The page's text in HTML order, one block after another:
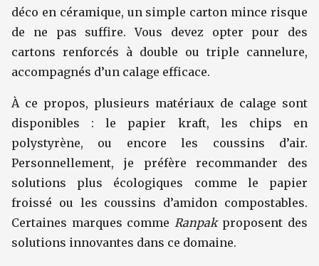
déco en céramique, un simple carton mince risque
de ne pas suffire. Vous devez opter pour des
cartons renforcés à double ou triple cannelure,
accompagnés d’un calage efficace.
À ce propos, plusieurs matériaux de calage sont
disponibles : le papier kraft, les chips en
polystyrène, ou encore les coussins d’air.
Personnellement, je préfère recommander des
solutions plus écologiques comme le papier
froissé ou les coussins d’amidon compostables.
Certaines marques comme Ranpakproposent des
solutions innovantes dans ce domaine.